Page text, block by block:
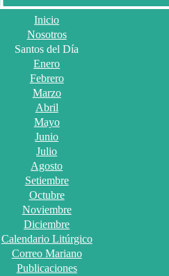
Inicio
Nosotros
Santos del Día
Enero
Febrero
Marzo
Abril
Mayo
Junio
Julio
Agosto
Setiembre
Octubre
Noviembre
Diciembre
Calendario Litúrgico
Correo Mariano
Publicaciones